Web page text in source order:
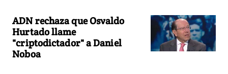
ADN rechaza que Osvaldo
Hurtado llame
"criptodictador" a Daniel
Noboa